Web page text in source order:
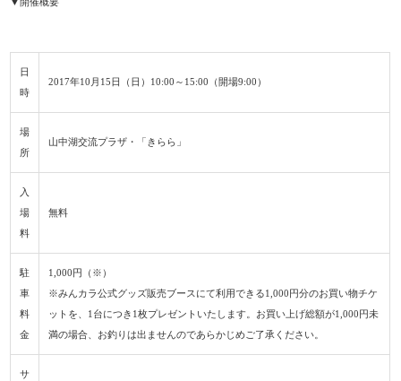
日
時
2017年10月15日（日）10:00～15:00（開場9:00）
場
所
山中湖交流プラザ・「きらら」
入
場
料
無料
駐
車
料
金
1,000円（※）
※みんカラ公式グッズ販売ブースにて利用できる1,000円分のお買い物チケ
ットを、1台につき1枚プレゼントいたします。お買い上げ総額が1,000円未
満の場合、お釣りは出ませんのであらかじめご了承ください。
サ